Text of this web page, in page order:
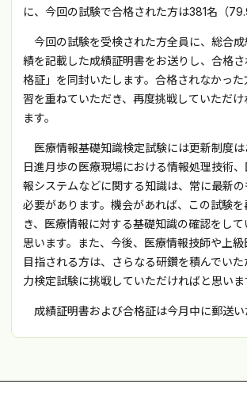
に、今回の試験で合格された方は381名（
今回の試験を受検された方全員に、総合
績を記載した成績証明書をお送りし、合格
格証」を同封いたします。合格されなかっ
習を重ねていただき、再度挑戦していただけ
ます。
医療情報基礎知識検定試験には更新制度は
日進月歩の医療現場における情報処理技術
報システムなどに関する知識は、常に最新の
必要があります。機会があれば、この試験
き、医療情報に対する基礎知識の確認をし
思います。また、今後、医療情報技師や上
目指される方は、さらなる研鑽を積んでい
力検定試験に挑戦していただければと思いま
成績証明書および合格証は今月中に郵送い